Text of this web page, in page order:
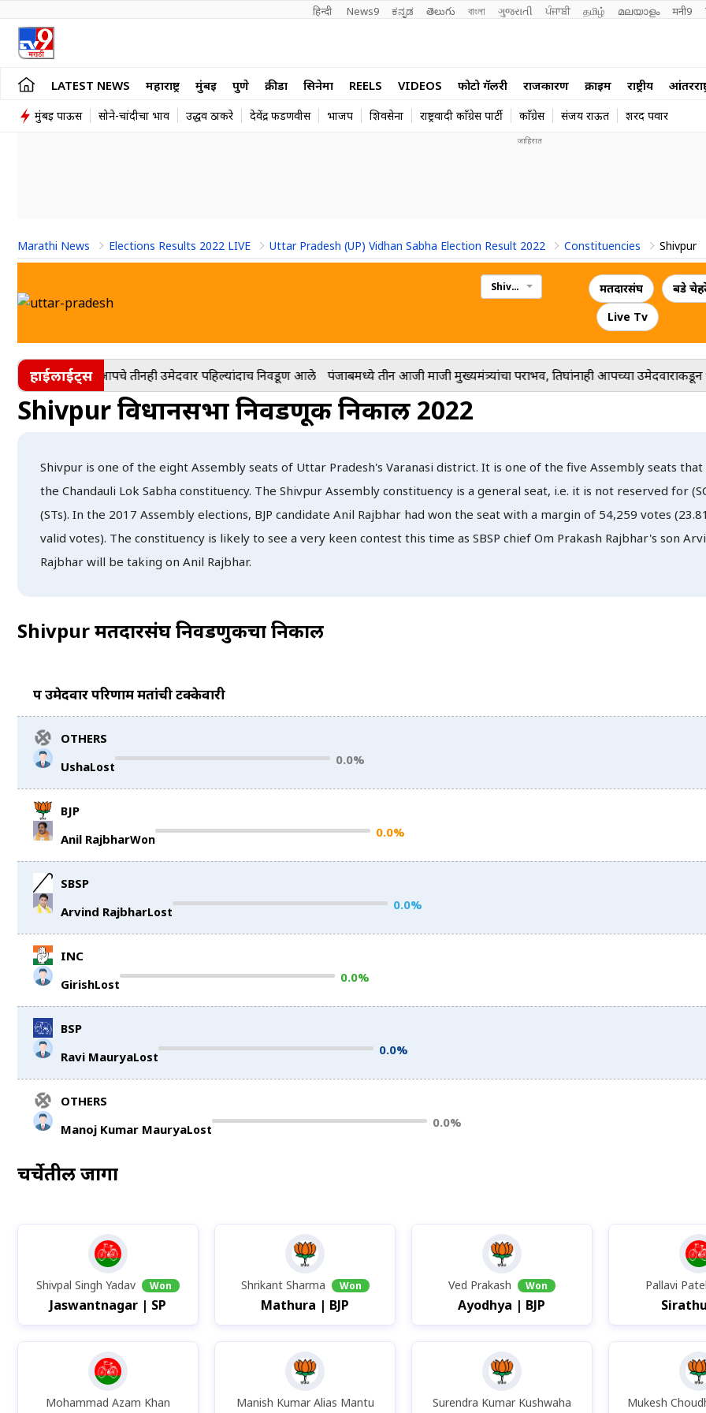
हिन्दी News9 ಕನ್ನಡ తెలుగు বাংলা ગુજરાતી ਪੰਜਾਬੀ தமிழ் മലയാളം मनी9
LATEST NEWS महाराष्ट्र मुंबई पुणे क्रीडा सिनेमा REELS VIDEOS फोटो गॅलरी राजकारण क्राईम राष्ट्रीय
मुंबई पाऊस सोने-चांदीचा भाव उद्धव ठाकरे देवेंद्र फडणवीस भाजप शिवसेना राष्ट्रवादी काँग्रेस पार्टी काँग्रेस संजय राऊत शरद पवार
Marathi News Elections Results 2022 LIVE Uttar Pradesh (UP) Vidhan Sabha Election Result 2022 Constituencies Shivpur
Shivpur मतदारसंघ
बडे
Live Tv
हाईलाईट्स
पराभव करणारे आपचे तीनही उमेदवार पहिल्यांदाच निवडूण आले पंजाबमध्ये तीन आजी माजी मुख्यमंत्र्यांचा पराभव, तिघांनाही आपच्या उमेदवाराकडून धूळ
Shivpurविधानसभा निवडणूक निकाल 2022
Shivpur is one of the eight Assembly seats of Uttar Pradesh's Varanasi district. It is one of the five Assembly seats
the Chandauli Lok Sabha constituency. The Shivpur Assembly constituency is a general seat, i.e. it is not reserved for
(STs). In the 2017 Assembly elections, BJP candidate Anil Rajbhar had won the seat with a margin of 54,259 votes
valid votes). The constituency is likely to see a very keen contest this time as SBSP chief Om Prakash Rajbhar's son
Rajbhar will be taking on Anil Rajbhar.
Shivpurमतदारसंघ निवडणुकीचा निकाल
पक्षउमेदवारपरिणाममतांची टक्केवारी
OTHERS
UshaLost 0.0%
BJP
Anil RajbharWon 0.0%
SBSP
Arvind RajbharLost 0.0%
INC
GirishLost 0.0%
BSP
Ravi MauryaLost 0.0%
OTHERS
Manoj Kumar MauryaLost 0.0%
चर्चेतीलजागा
Shivpal Singh Yadav Won
Jaswantnagar | SP
Shrikant Sharma Won
Mathura | BJP
Ved Prakash Won
Ayodhya | BJP
Pallavi
Mohammad Azam Khan Manish Kumar Alias Mantu Surendra Kumar Kushwaha Mukesh